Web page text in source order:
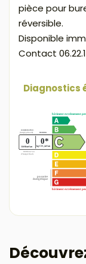
pièce pour
réversible.
Disponible
Contact
Diagnostics